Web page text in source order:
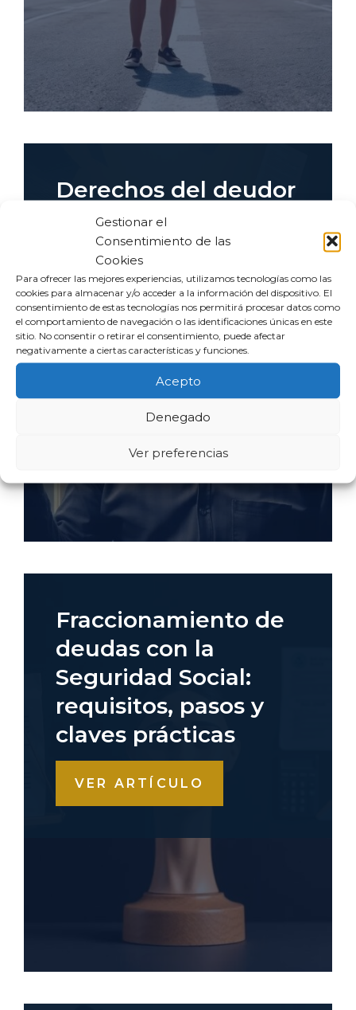
Gestionar el
Consentimiento de las
Cookies
Para ofrecer las mejores experiencias, utilizamos tecnologías como las
cookies para almacenar y/o acceder a la información del dispositivo. El
consentimiento de estas tecnologías nos permitirá procesar datos como
el comportamiento de navegación o las identificaciones únicas en este
sitio. No consentir o retirar el consentimiento, puede afectar
negativamente a ciertas características y funciones.
Acepto
Denegado
Ver preferencias
Derechos del deudor
ante embargos: qué
puedes exigir y cómo
protegerte
VER ARTÍCULO
Fraccionamiento de
deudas con la
Seguridad Social:
requisitos, pasos y
claves prácticas
VER ARTÍCULO